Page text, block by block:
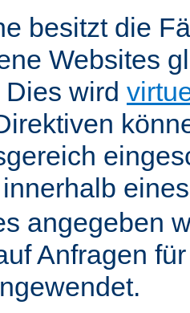
besitzt die
Websites
wird
angegeben
Anfragen